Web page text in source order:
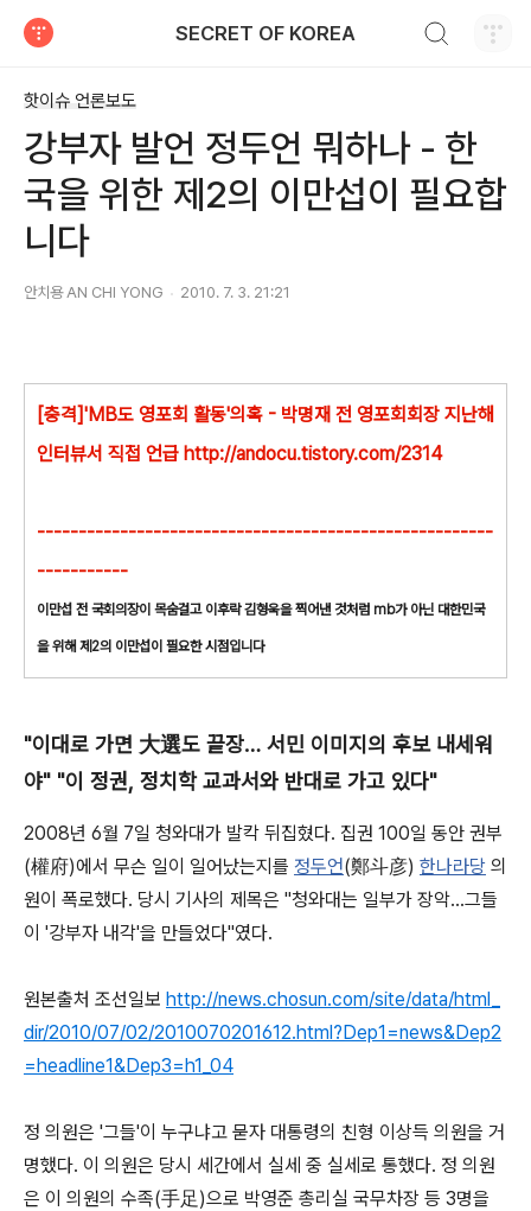
SECRET OF KOREA
핫이슈 언론보도
강부자 발언 정두언 뭐하나 - 한
국을 위한 제2의 이만섭이 필요합
니다
안치용 AN CHI YONG 2010. 7. 3. 21:21
[충격]'MB도 영포회 활동'의혹 - 박명재 전 영포회회장 지난해
인터뷰서 직접 언급 http://andocu.tistory.com/2314
-------------------------------------------------------
-----------
이만섭 전 국회의장이 목숨걸고 이후락 김형욱을 찍어낸 것처럼 mb가 아닌 대한민국
을 위해 제2의 이만섭이 필요한 시점입니다
"이대로 가면 大選도 끝장… 서민 이미지의 후보 내세워
야" "이 정권, 정치학 교과서와 반대로 가고 있다"
2008년 6월 7일 청와대가 발칵 뒤집혔다. 집권 100일 동안 권부
(權府)에서 무슨 일이 일어났는지를 정두언(鄭斗彦) 한나라당 의
원이 폭로했다. 당시 기사의 제목은 "청와대는 일부가 장악…그들
이 '강부자 내각'을 만들었다"였다.
원본출처 조선일보 http://news.chosun.com/site/data/html_
dir/2010/07/02/2010070201612.html?Dep1=news&Dep2
=headline1&Dep3=h1_04
정 의원은 '그들'이 누구냐고 묻자 대통령의 친형 이상득 의원을 거
명했다. 이 의원은 당시 세간에서 실세 중 실세로 통했다. 정 의원
은 이 의원의 수족(手足)으로 박영준 총리실 국무차장 등 3명을